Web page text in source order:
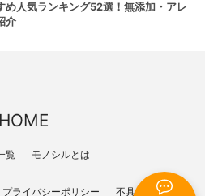
め人気ランキング52選！無添加・アレ
介
HOME
覧 モノシルとは
プライバシーポリシー 不具合報告